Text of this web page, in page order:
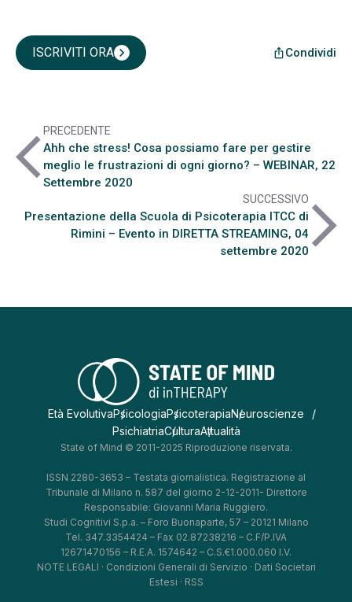
ISCRIVITI ORAchevron_right ios_shareCondividi
arrow_back_ios
PRECEDENTE
Ahh che stress! Cosa possiamo fare per gestire
meglio le frustrazioni di ogni giorno? – WEBINAR, 22
Settembre 2020
SUCCESSIVO
Presentazione della Scuola di Psicoterapia ITCC di
Rimini – Evento in DIRETTA STREAMING, 04
settembre 2020arrow_forward_ios
Età EvolutivaPsicologiaPsicoterapiaNeuroscienze
PsichiatriaCulturaAttualità
State of Mind © 2011-2025 Riproduzione riservata.
ISSN 2280-3653 – Testata giornalistica. Registrazione al
Tribunale di Milano n. 587 del giorno 2-12-2011- Direttore
Responsabile: Giovanni Maria Ruggiero.
Studi Cognitivi S.p.a. – Foro Buonaparte, 57 – 20121 Milano
Tel. 347.3354424 – Fax 02.87238216 – C.F/P.IVA
12671470156 – R.E.A. 1574642 – C.S.€1.000.060 I.V.
NOTE LEGALI · Condizioni Generali di Servizio · Dati Societari
Estesi · RSS